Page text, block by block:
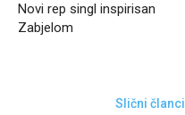
Novi rep singl inspirisan
Zabjelom
Slični članci